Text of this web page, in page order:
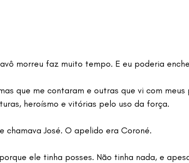
morreu faz muito tempo. E eu poderia
que me contaram e outras que vi com
heroísmo e vitórias pelo uso da força.
chamava José. O apelido era Coroné.
ele tinha posses. Não tinha nada, e